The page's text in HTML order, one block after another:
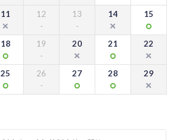
11 12 13 14 15
18 19 20 21 22
25 26 27 28 29